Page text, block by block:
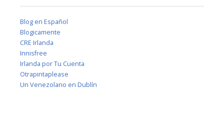
Blog en Español
Blogicamente
CRE Irlanda
Innisfree
Irlanda por Tu Cuenta
Otrapintaplease
Un Venezolano en Dublín